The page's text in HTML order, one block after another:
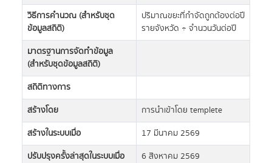
วิธีการคำนวณ (สำหรับชุด
ข้อมูลสถิติ)
ปริมาณขยะที่กำจัดถูกต้องต่อปี
รายจังหวัด ÷ จำนวนวันต่อปี
มาตรฐานการจัดทำข้อมูล
(สำหรับชุดข้อมูลสถิติ)
สถิติทางการ
สร้างโดย
การนำเข้าโดย templete
สร้างในระบบเมื่อ
17 มีนาคม 2569
ปรับปรุงครั้งล่าสุดในระบบเมื่อ
6 สิงหาคม 2569